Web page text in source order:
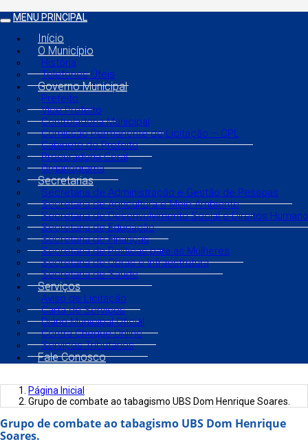
MENU PRINCIPAL
Início
O Município
História
Telefones Úteis
Governo Municipal
Prefeito
Vice Prefeito
Controladoria Municipal
Comissão Permanente de Licitação – CPL
Gabinete do Prefeito
Procuradoria Geral
Organograma
Secretarias
Secretaria de Administração e Gestão de Pessoas
Secretaria de Agricultura e Meio Ambiente
Secretaria de Desenvolvimento Social e Direitos
Secretaria de Educação
Secretaria de Finanças
Secretaria de Políticas para as Mulheres
Secretaria de Obras e Infraestrutura
Secretaria de Saúde
Serviços
Aviso de Licitação
Carta de Serviços
Diário Municipal Oficial
Contra Cheque Online
Serviços Tributários
Fale Conosco
Página Inicial
Grupo de combate ao tabagismo UBS Dom Henrique Soares.
Grupo de combate ao tabagismo UBS Dom Henrique
Soares.